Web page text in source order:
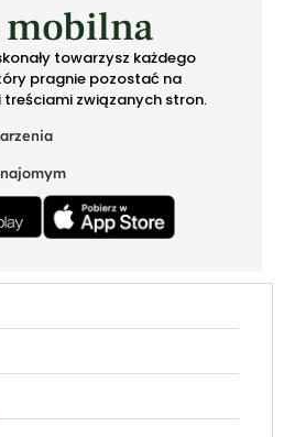
towarzysz każdego
pragnie pozostać na
treściami związanych stron.